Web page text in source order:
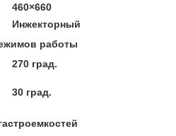
460×660
Инжекторный
работы
270 град.
30 град.